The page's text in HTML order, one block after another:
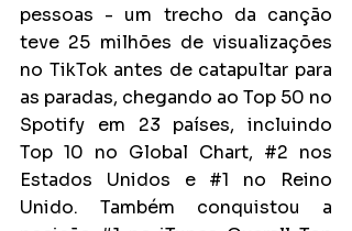
pessoas - um trecho da canção
teve 25 milhões de visualizações
no TikTok antes de catapultar para
as paradas, chegando ao Top 50 no
Spotify em 23 países, incluindo
Top 10 no Global Chart, #2 nos
Estados Unidos e #1 no Reino
Unido. Também conquistou a